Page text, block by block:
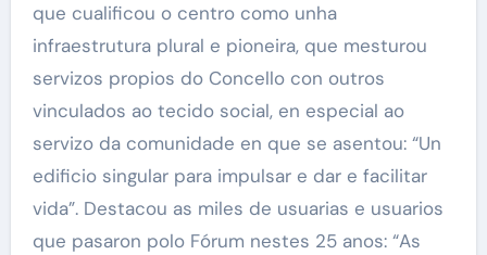
que cualificou o centro como unha
infraestrutura plural e pioneira, que mesturou
servizos propios do Concello con outros
vinculados ao tecido social, en especial ao
servizo da comunidade en que se asentou: “Un
edificio singular para impulsar e dar e facilitar
vida”. Destacou as miles de usuarias e usuarios
que pasaron polo Fórum nestes 25 anos: “As